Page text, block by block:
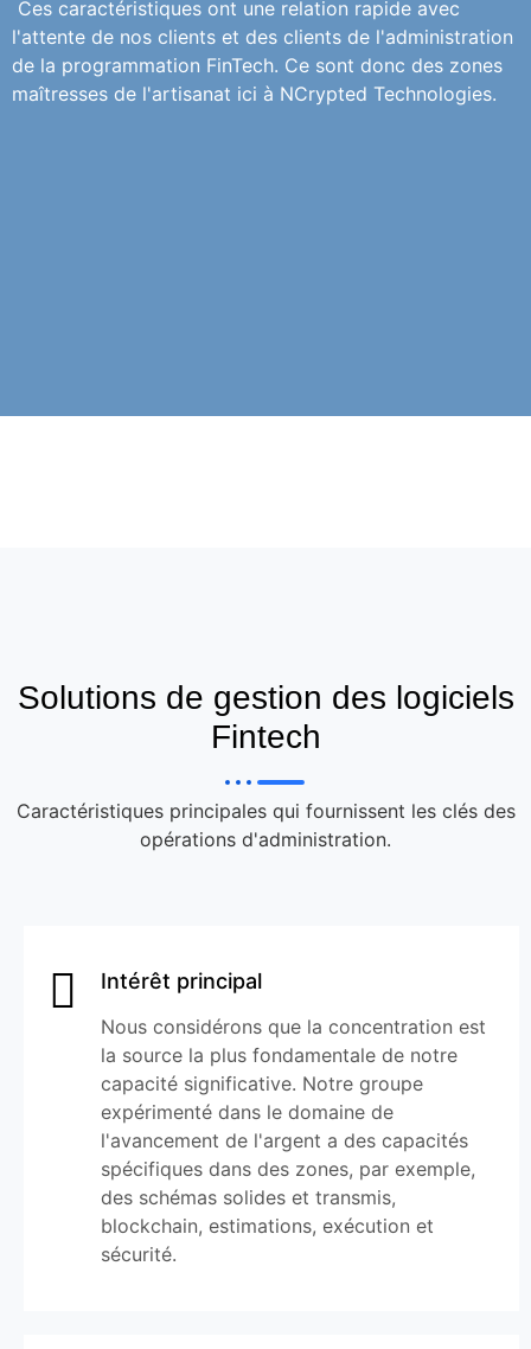
Ces caractéristiques ont une relation rapide avec
l'attente de nos clients et des clients de l'administration
de la programmation FinTech. Ce sont donc des zones
maîtresses de l'artisanat ici à NCrypted Technologies.
Solutions de gestion des logiciels
Fintech
Caractéristiques principales qui fournissent les clés des
opérations d'administration.
Intérêt principal
Nous considérons que la concentration est
la source la plus fondamentale de notre
capacité significative. Notre groupe
expérimenté dans le domaine de
l'avancement de l'argent a des capacités
spécifiques dans des zones, par exemple,
des schémas solides et transmis,
blockchain, estimations, exécution et
sécurité.